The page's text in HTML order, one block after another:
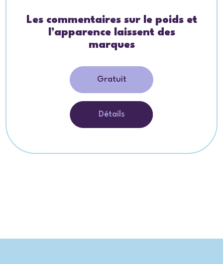
Les commentaires sur le poids et
l’apparence laissent des
marques
Gratuit
Détails